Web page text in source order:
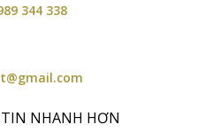
344 338
NHANH HƠN